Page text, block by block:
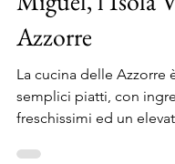
Cosa e dove
Azzorre
La cucina delle Azzorre
semplici piatti, con